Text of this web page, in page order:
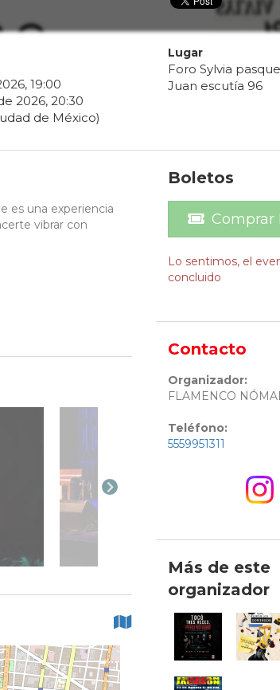
, 19:00
2026, 20:30
de México)
Lugar
Foro Sylvia
Juan escutía 96
es una experiencia
vibrar con
Boletos
Comprar
Lo sentimos, el
concluido
Contacto
Organizador:
FLAMENCO
Teléfono:
5559951311
Más de este
organizador